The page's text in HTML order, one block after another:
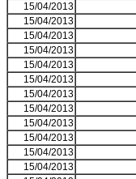
15/04/2013
15/04/2013
15/04/2013
15/04/2013
15/04/2013
15/04/2013
15/04/2013
15/04/2013
15/04/2013
15/04/2013
15/04/2013
15/04/2013